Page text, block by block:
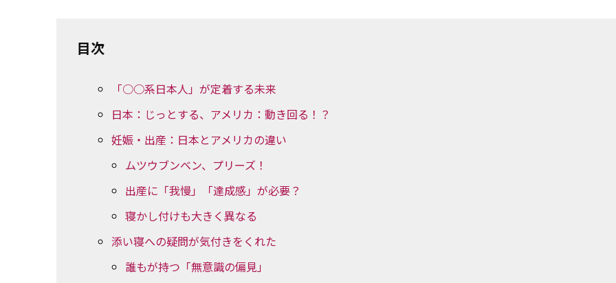
目次
「○○系日本人」が定着する未来
日本：じっとする、アメリカ：動き回る！？
妊娠・出産：日本とアメリカの違い
ムツウブンベン、プリーズ！
出産に「我慢」「達成感」が必要？
寝かし付けも大きく異なる
添い寝への疑問が気付きをくれた
誰もが持つ「無意識の偏見」